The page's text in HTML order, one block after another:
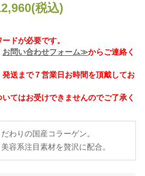
(税込)
ドが必要です。
お問い合わせフォーム≫からご連絡く
送まで７営業日お時間を頂戴してお
てはお受けできませんのでご了承く
わりの国産コラーゲン。
容系注目素材を贅沢に配合。